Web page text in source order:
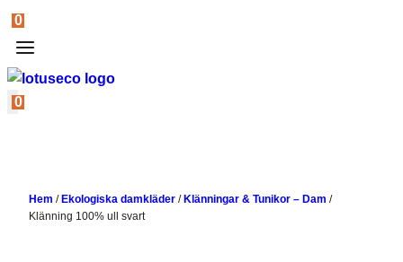
0
0
Hem / Ekologiska damkläder / Klänningar & Tunikor – Dam /
Klänning 100% ull svart